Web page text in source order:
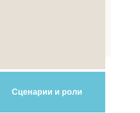
Сценарии и роли